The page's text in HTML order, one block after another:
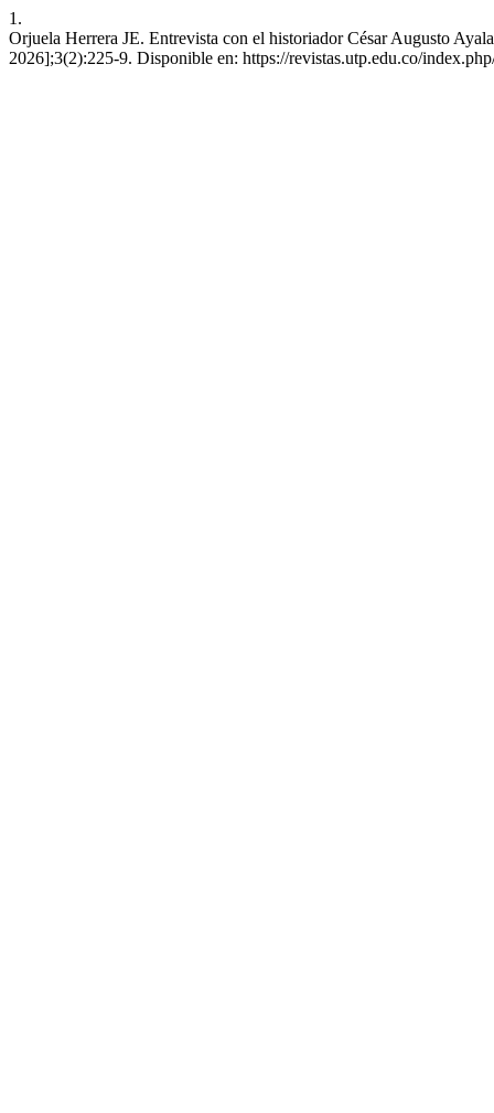
1.
Orjuela Herrera JE. Entrevista con el historiador César Augusto
2026];3(2):225-9. Disponible en: https://revistas.utp.edu.co/